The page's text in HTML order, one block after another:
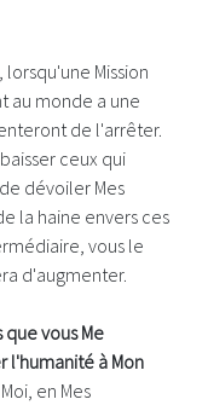
Mission
au monde a une
de l'arrêter.
ceux qui
dévoiler Mes
la haine envers ces
vous le
d'augmenter.
vous Me
l'humanité à Mon
en Mes